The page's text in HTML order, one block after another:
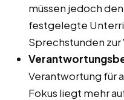
müssen jedoch
festgelegte
Sprechstunden
Verantwortung für
Fokus liegt mehr